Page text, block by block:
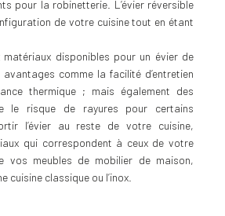
pour la robinetterie. L’évier réversible
de votre cuisine tout en étant
matériaux disponibles pour un évier de
comme la facilité d’entretien
thermique ; mais également des
le risque de rayures pour certains
l’évier au reste de votre cuisine,
qui correspondent à ceux de votre
meubles de mobilier de maison,
cuisine classique ou l’inox.